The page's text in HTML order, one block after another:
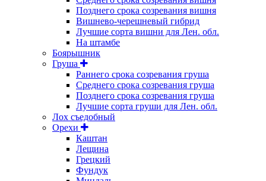
Позднего срока созревания вишня
Вишнево-черешневый гибрид
Лучшие сорта вишни для Лен. обл.
На штамбе
Боярышник
Груша
Раннего срока созревания груша
Среднего срока созревания груша
Позднего срока созревания груша
Лучшие сорта груши для Лен. обл.
Лох съедобный
Орехи
Каштан
Лещина
Грецкий
Фундук